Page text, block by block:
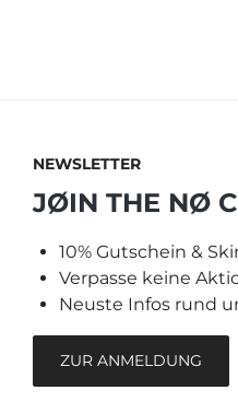
NEWSLETTER
JØIN THE NØ
10% Gutschein &
Verpasse keine
Neuste Infos rund
ZUR ANMELDUNG